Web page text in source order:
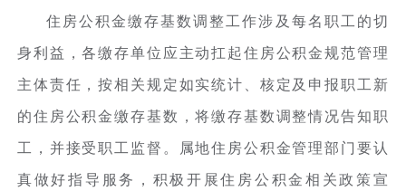
住房公积金缴存基数调整工作涉及每名职工的切
身利益，各缴存单位应主动扛起住房公积金规范管理
主体责任，按相关规定如实统计、核定及申报职工新
的住房公积金缴存基数，将缴存基数调整情况告知职
工，并接受职工监督。属地住房公积金管理部门要认
真做好指导服务，积极开展住房公积金相关政策宣